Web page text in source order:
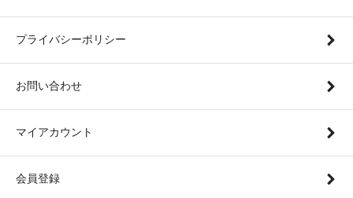
プライバシーポリシー
お問い合わせ
マイアカウント
会員登録